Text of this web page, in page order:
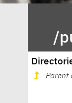
/
Parent